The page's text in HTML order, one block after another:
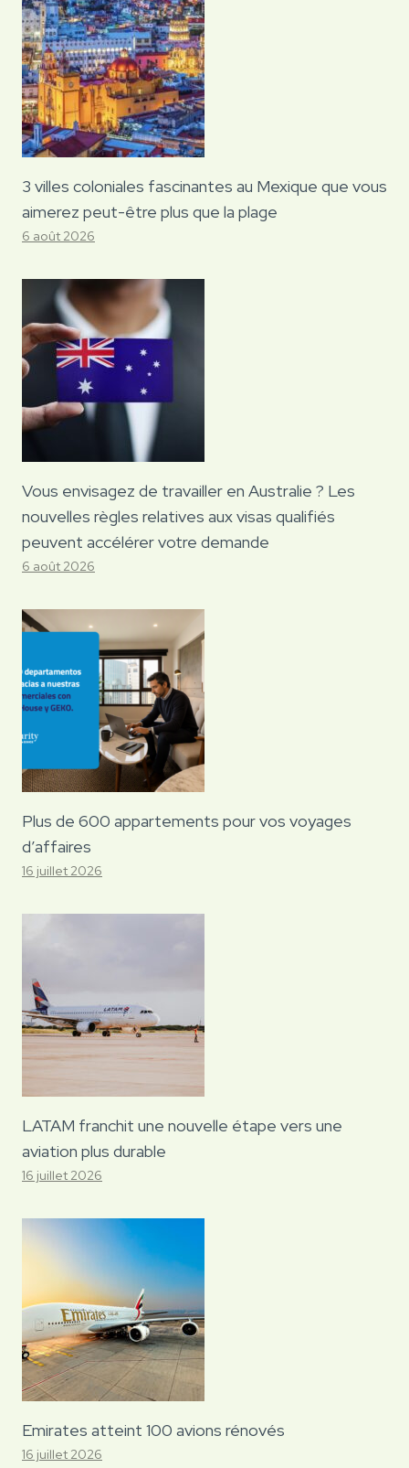
3 villes coloniales fascinantes au Mexique que vous
aimerez peut-être plus que la plage
6 août 2026
Vous envisagez de travailler en Australie ? Les
nouvelles règles relatives aux visas qualifiés
peuvent accélérer votre demande
6 août 2026
Plus de 600 appartements pour vos voyages
d’affaires
16 juillet 2026
LATAM franchit une nouvelle étape vers une
aviation plus durable
16 juillet 2026
Emirates atteint 100 avions rénovés
16 juillet 2026